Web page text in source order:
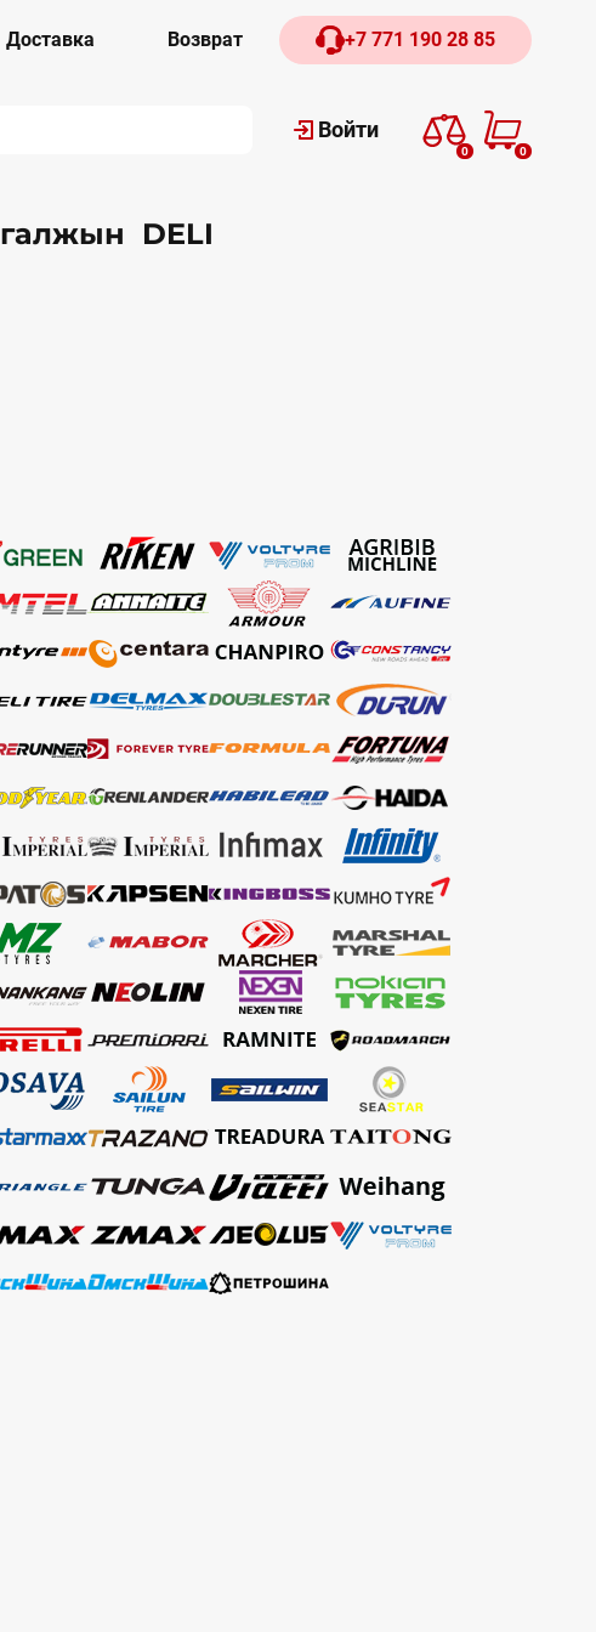
Доставка Возврат +7 771 190 28 85
Войти
0 0
DELI